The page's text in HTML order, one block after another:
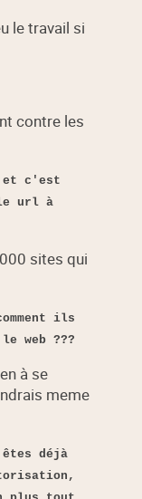
le travail si
contre les
et c'est
url à
sites qui
ils
web ???
à se
meme
êtes déjà